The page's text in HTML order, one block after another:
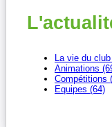
La vie du
Animations
Compétitions
Equipes (64)